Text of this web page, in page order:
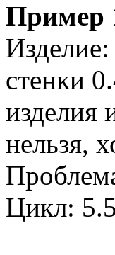
Пример
стенки
изделия
нельзя,
Цикл: